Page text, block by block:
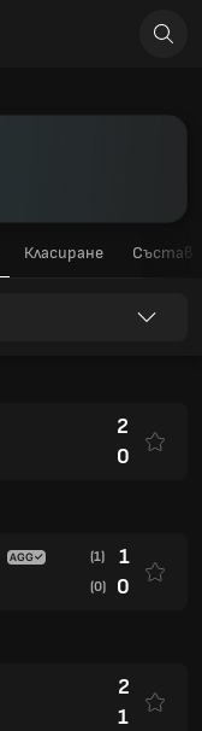
Класиране Състав
2
0
(1) 1
(0) 0
2
1